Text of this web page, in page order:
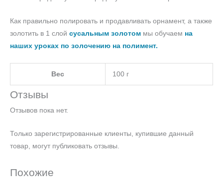
Как правильно полировать и продавливать орнамент, а также
золотить в 1 слой сусальным золотом мы обучаем на
наших уроках по золочению на полимент.
Вес 100 г
Отзывы
Отзывов пока нет.
Только зарегистрированные клиенты, купившие данный
товар, могут публиковать отзывы.
Похожие